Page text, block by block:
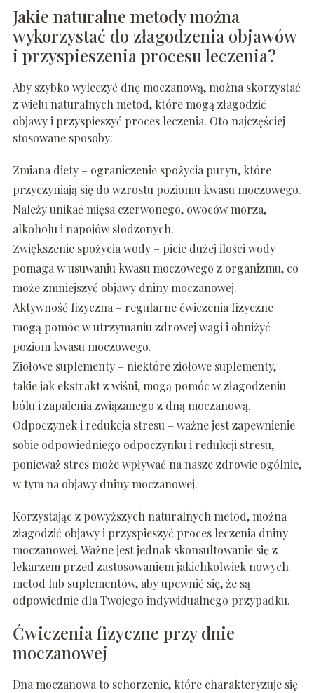
Jakie naturalne metody można
wykorzystać do złagodzenia objawów
i przyspieszenia procesu leczenia?
Aby szybko wyleczyć dnę moczanową, można skorzystać
z wielu naturalnych metod, które mogą złagodzić
objawy i przyspieszyć proces leczenia. Oto najczęściej
stosowane sposoby:
Zmiana diety – ograniczenie spożycia puryn, które
przyczyniają się do wzrostu poziomu kwasu moczowego.
Należy unikać mięsa czerwonego, owoców morza,
alkoholu i napojów słodzonych.
Zwiększenie spożycia wody – picie dużej ilości wody
pomaga w usuwaniu kwasu moczowego z organizmu, co
może zmniejszyć objawy dniny moczanowej.
Aktywność fizyczna – regularne ćwiczenia fizyczne
mogą pomóc w utrzymaniu zdrowej wagi i obniżyć
poziom kwasu moczowego.
Ziołowe suplementy – niektóre ziołowe suplementy,
takie jak ekstrakt z wiśni, mogą pomóc w złagodzeniu
bólu i zapalenia związanego z dną moczanową.
Odpoczynek i redukcja stresu – ważne jest zapewnienie
sobie odpowiedniego odpoczynku i redukcji stresu,
ponieważ stres może wpływać na nasze zdrowie ogólnie,
w tym na objawy dniny moczanowej.
Korzystając z powyższych naturalnych metod, można
złagodzić objawy i przyspieszyć proces leczenia dniny
moczanowej. Ważne jest jednak skonsultowanie się z
lekarzem przed zastosowaniem jakichkolwiek nowych
metod lub suplementów, aby upewnić się, że są
odpowiednie dla Twojego indywidualnego przypadku.
Ćwiczenia fizyczne przy dnie
moczanowej
Dna moczanowa to schorzenie, które charakteryzuje się